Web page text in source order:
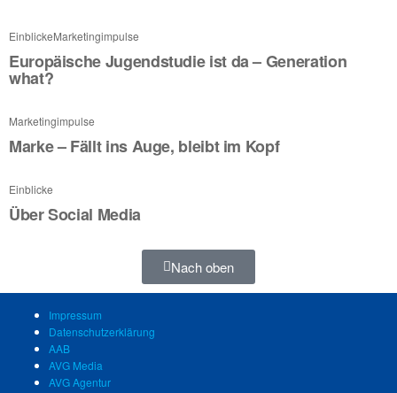
EinblickeMarketingimpulse
Europäische Jugendstudie ist da – Generation
what?
Marketingimpulse
Marke – Fällt ins Auge, bleibt im Kopf
Einblicke
Über Social Media
Nach oben
Impressum
Datenschutzerklärung
AAB
AVG Media
AVG Agentur